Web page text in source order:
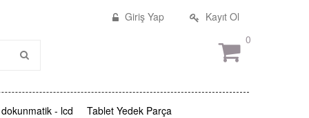
Giriş Yap
Kayıt Ol
0
- lcd Tablet Yedek Parça